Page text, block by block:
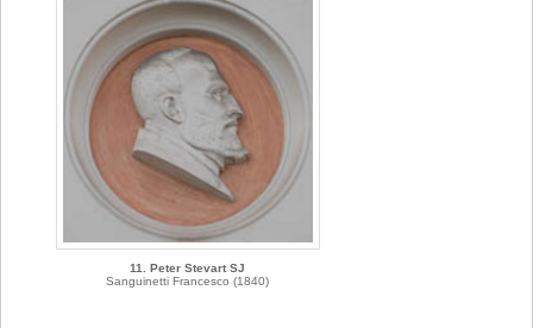
11. Peter Stevart SJ
Sanguinetti Francesco (1840)